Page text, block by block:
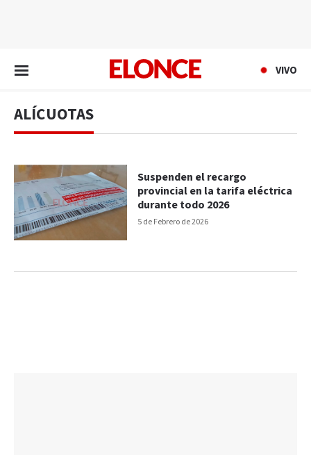
VIVO
ALÍCUOTAS
5 de Febrero de 2026
Suspenden el recargo
provincial en la tarifa eléctrica
durante todo 2026